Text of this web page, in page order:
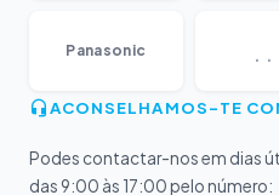
Panasonic
ACONSELHAMOS-TE
Podes contactar-nos em dias
das 9:00 às 17:00 pelo número: